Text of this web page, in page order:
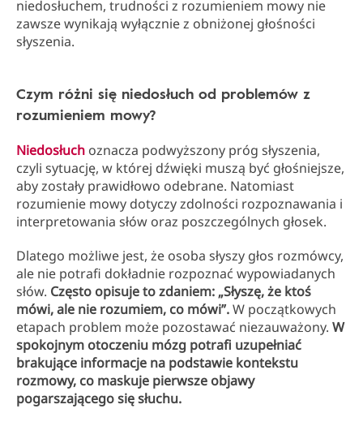
niedosłuchem, trudności z rozumieniem mowy nie
zawsze wynikają wyłącznie z obniżonej głośności
słyszenia.
Czym różni się niedosłuch od problemów z
rozumieniem mowy?
Niedosłuch oznacza podwyższony próg słyszenia,
czyli sytuację, w której dźwięki muszą być głośniejsze,
aby zostały prawidłowo odebrane. Natomiast
rozumienie mowy dotyczy zdolności rozpoznawania i
interpretowania słów oraz poszczególnych głosek.
Dlatego możliwe jest, że osoba słyszy głos rozmówcy,
ale nie potrafi dokładnie rozpoznać wypowiadanych
słów. Często opisuje to zdaniem: „Słyszę, że ktoś
mówi, ale nie rozumiem, co mówi”.W początkowych
etapach problem może pozostawać niezauważony. W
spokojnym otoczeniu mózg potrafi uzupełniać
brakujące informacje na podstawie kontekstu
rozmowy, co maskuje pierwsze objawy
pogarszającego się słuchu.